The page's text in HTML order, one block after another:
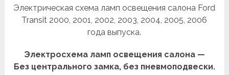
Электрическая схема ламп освещения салона Ford
Transit 2000, 2001, 2002, 2003, 2004, 2005, 2006
года выпуска.
Электросхема ламп освещения салона —
Без центрального замка, без пневмоподвески.